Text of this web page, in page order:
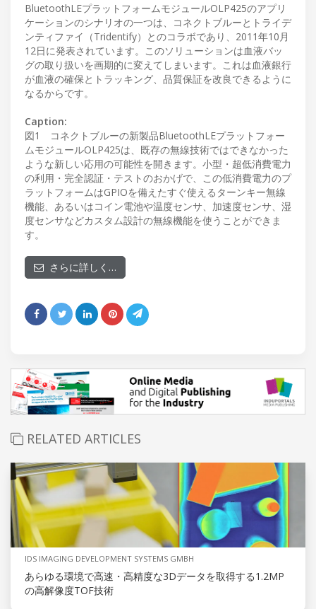
BluetoothLEプラットフォームモジュールOLP425のアプリ
ケーションのシナリオの一つは、コネクトブルーとトライデ
ンティファイ（Tridentify）とのコラボであり、2011年10月
12日に発表されています。このソリューションは血液バッ
グの取り扱いを画期的に変えてしまいます。これは血液銀行
が血液の確保とトラッキング、品質保証を改良できるように
なるからです。
Caption:
図1 コネクトブルーの新製品BluetoothLEプラットフォー
ムモジュールOLP425は、既存の無線技術ではできなかった
ような新しい応用の可能性を開きます。小型・超低消費電力
の利用・完全認証・テストのおかげで、この低消費電力のプ
ラットフォームはGPIOを備えたすぐ使えるターンキー無線
機能、あるいはコイン電池や温度センサ、加速度センサ、湿
度センサなどカスタム設計の無線機能を使うことができま
す。
さらに詳しく…
RELATED ARTICLES
IDS IMAGING DEVELOPMENT SYSTEMS GMBH
あらゆる環境で高速・高精度な3Dデータを取得する1.2MP
の高解像度TOF技術